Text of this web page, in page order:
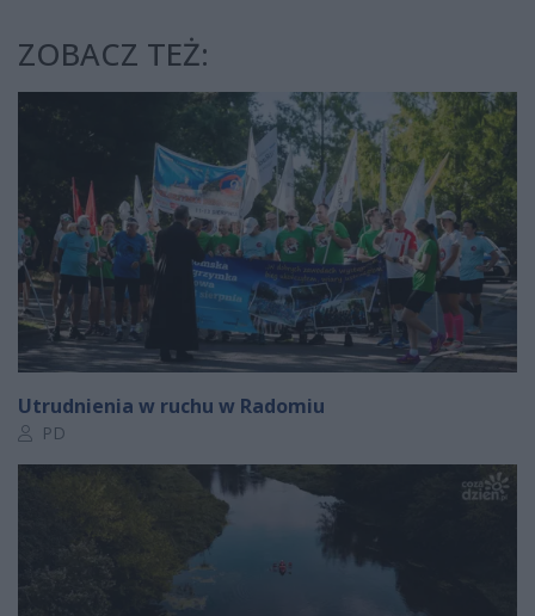
ZOBACZ TEŻ:
Utrudnienia w ruchu w Radomiu
Autor artykułu:
PD